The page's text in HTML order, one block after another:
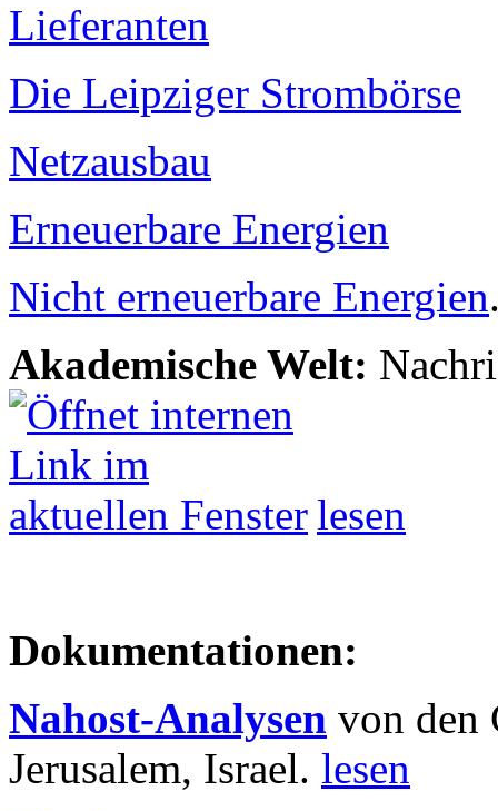
Lieferanten
Die Leipziger Strombörse
Netzausbau
Erneuerbare Energien
Nicht erneuerbare Energien
Akademische Welt:
lesen
Dokumentationen:
Nahost-Analysen von den
Jerusalem, Israel. lesen